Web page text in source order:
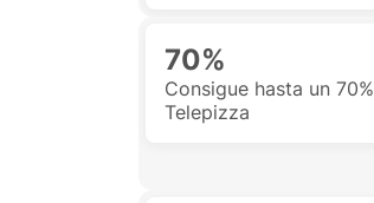
70%
Consigue hasta un
Telepizza